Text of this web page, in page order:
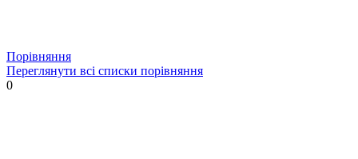
Порівняння
Переглянути всі списки порівняння
0